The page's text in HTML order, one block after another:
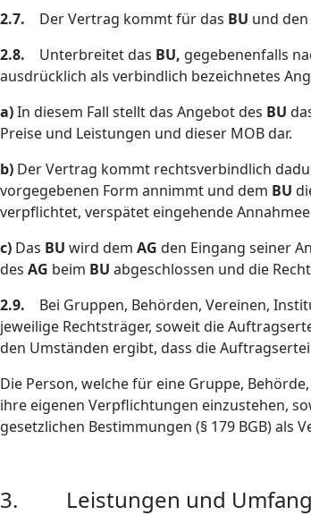
2.7.
Der Vertrag kommt für das BU und den
2.8.
Unterbreitet das BU, gegebenenfalls
ausdrücklich als verbindlich bezeichnetes
a)In diesem Fall stellt das Angebot des BU
Preise und Leistungen und dieser MOB dar.
b) Der Vertrag kommt rechtsverbindlich
vorgegebenen Form annimmt und dem BU
verpflichtet, verspätet eingehende
c) Das BU wird dem AG den Eingang seiner
des AG beim BU abgeschlossen und die
2.9.
Bei Gruppen, Behörden, Vereinen,
jeweilige Rechtsträger, soweit die
den Umständen ergibt, dass die
Die Person, welche für eine Gruppe,
ihre eigenen Verpflichtungen einzustehen,
gesetzlichen Bestimmungen (§ 179 BGB)
3. Leistungen und Umfang